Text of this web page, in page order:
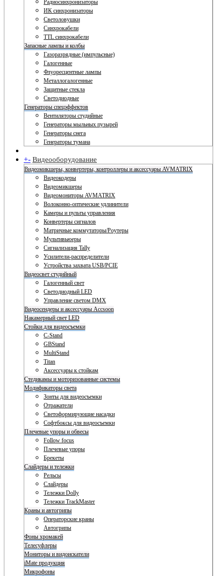
Радиосинхронизаторы
ИК синхронизаторы
Светоловушки
Синхрокабели
TTL синхрокабели
Запасные лампы и колбы
Газоразрядные (импульсные)
Галогенные
Флуоресцентные лампы
Металлогалогенные
Защитные стекла
Светодиодные
Генераторы спецэффектов
Вентиляторы студийные
Генераторы мыльных пузырей
Генераторы снега
Генераторы тумана
+- Видеооборудование
Видеомикшеры, конвертеры, контроллеры и аксессуары AVMATRIX
Видеокодеры
Видеомикшеры
Видеомониторы AVMATRIX
Волоконно-оптические удлинители
Камеры и пульты управления
Конвертеры сигналов
Матричные коммутаторы/Роутеры
Мультивьюеры
Сигнализация Tally
Усилители-распределители
Устройства захвата USB/PCIE
Видеосвет студийный
Галогенный свет
Светодиодный LED
Управление светом DMX
Видеосендеры и аксессуары Accsoon
Накамерный свет LED
Стойки для видеосъемки
C-Stand
GBStand
MultiStand
Titan
Аксессуары к стойкам
Стедикамы и моторизованные системы
Модификаторы света
Зонты для видеосъемки
Отражатели
Светоформирующие насадки
Софтбоксы для видеосъемки
Плечевые упоры и обвесы
Follow focus
Плечевые упоры
Брекеты
Слайдеры и тележки
Рельсы
Слайдеры
Тележки Dolly
Тележки TrackMaster
Краны и автогрипы
Операторские краны
Автогрипы
Фоны хромакей
Телесуфлеры
Мониторы и видоискатели
iMate продукция
Микрофоны